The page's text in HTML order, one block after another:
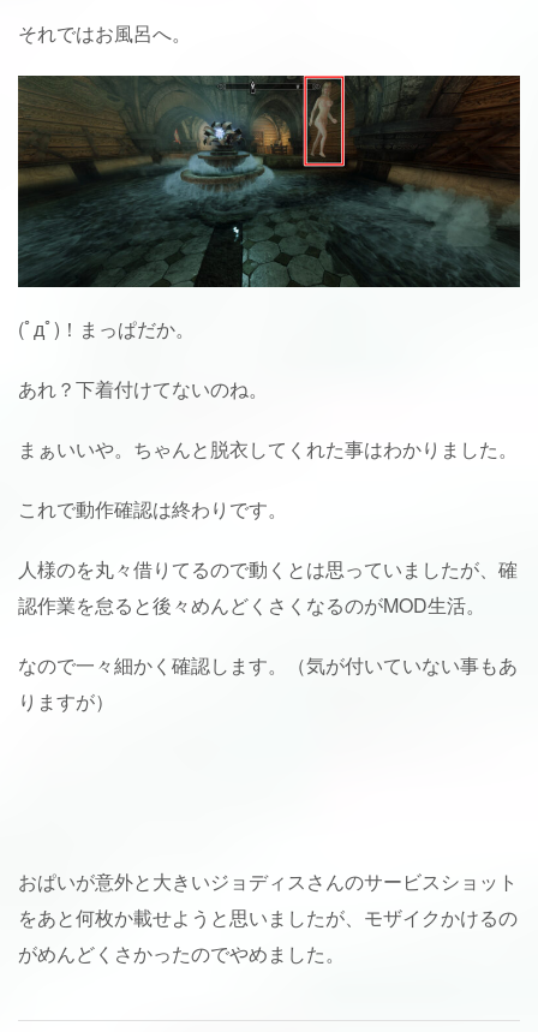
それではお風呂へ。
(ﾟдﾟ)！まっぱだか。
あれ？下着付けてないのね。
まぁいいや。ちゃんと脱衣してくれた事はわかりました。
これで動作確認は終わりです。
人様のを丸々借りてるので動くとは思っていましたが、確
認作業を怠ると後々めんどくさくなるのがMOD生活。
なので一々細かく確認します。（気が付いていない事もあ
りますが）
おぱいが意外と大きいジョディスさんのサービスショット
をあと何枚か載せようと思いましたが、モザイクかけるの
がめんどくさかったのでやめました。